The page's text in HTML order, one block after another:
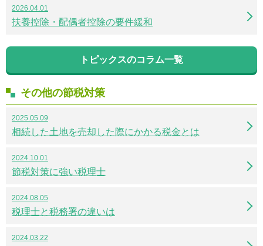
2026.04.01
扶養控除・配偶者控除の要件緩和
トピックスのコラム一覧
その他の節税対策
2025.05.09
相続した土地を売却した際にかかる税金とは
2024.10.01
節税対策に強い税理士
2024.08.05
税理士と税務署の違いは
2024.03.22